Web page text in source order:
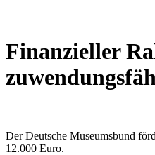
Finanzieller
Der Deutsche Museumsbund
12.000 Euro.